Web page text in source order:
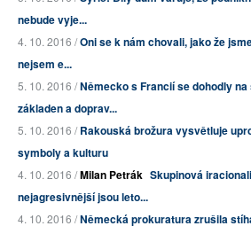
nebude vyje...
4. 10. 2016 /Oni se k nám chovali, jako že
nejsem e...
5. 10. 2016 /Německo s Francií se dohodly
základen a doprav...
5. 10. 2016 /Rakouská brožura vysvětluje
symboly a kulturu
4. 10. 2016 /Milan Petrák Skupinová
nejagresivnější jsou leto...
4. 10. 2016 /Německá prokuratura zrušila